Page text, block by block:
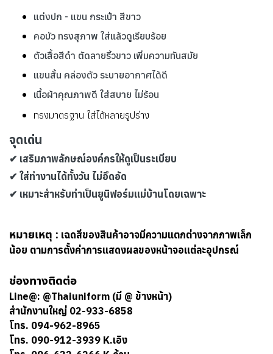
แต่งปก - แขน กระเป๋า สีขาว
คอบัว ทรงสุภาพ ใส่แล้วดูเรียบร้อย
ตัวเสื้อสีดำ ตัดลายริ้วขาว เพิ่มความทันสมัย
แขนสั้น คล่องตัว ระบายอากาศได้ดี
เนื้อผ้าคุณภาพดี ใส่สบาย ไม่ร้อน
ทรงมาตรฐาน ใส่ได้หลายรูปร่าง
จุดเด่น
✔ เสริมภาพลักษณ์องค์กรให้ดูเป็นระเบียบ
✔ ใส่ทำงานได้ทั้งวัน ไม่อึดอัด
✔ เหมาะสำหรับทำเป็นยูนิฟอร์มแม่บ้านโดยเฉพาะ
หมายเหตุ : เฉดสีของสินค้าอาจมีความแตกต่างจากภาพเล็ก
น้อย ตามการตั้งค่าการแสดงผลของหน้าจอแต่ละอุปกรณ์
ช่องทางติดต่อ
Line@: @Thaiuniform (มี @ ข้างหน้า)
สำนักงานใหญ่ 02-933-6858
โทร. 094-962-8965
โทร. 090-912-3939 K.เอิง